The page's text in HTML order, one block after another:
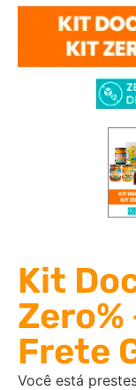
Kit
Zero%
Frete
Você está